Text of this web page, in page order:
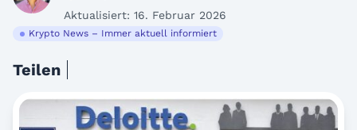
Aktualisiert: 16. Februar 2026
Krypto News – Immer aktuell informiert
Teilen